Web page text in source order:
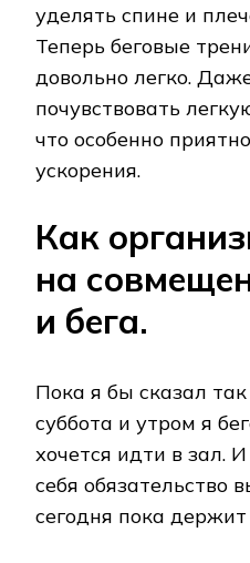
уделять спине и
Теперь беговые
довольно легко.
почувствовать
что особенно
уcкорения.
Как
на
и бега.
Пока я бы сказал
суббота и утром я
хочется идти в зал.
себя обязательство
сегодня пока